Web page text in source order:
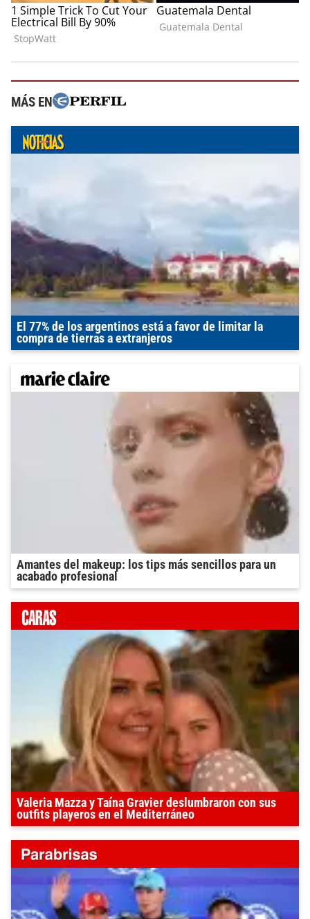
MÁS EN
El 77% de los argentinos está a favor de limitar la
compra de tierras a extranjeros
Amantes del makeup: los tips más sencillos para un
acabado profesional
Valeria Mazza y Taína Gravier deslumbraron con sus
outfits playeros en el Mediterráneo